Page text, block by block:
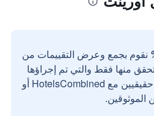
نقوم بجمع وعرض التقييمات من
منها فقط والتي تم إجراؤها
بواسطة مستخدمين حقيقيين مع HotelsCombined أو
الموثوقين.